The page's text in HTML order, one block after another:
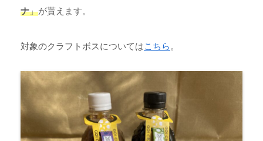
ナ」が貰えます。
対象のクラフトボスについてはこちら 。